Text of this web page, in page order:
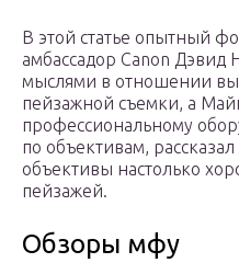
В этой статье опытный
амбассадор Canon Дэвид
мыслями в отношении
пейзажной съемки, а
профессиональному
по объективам,
объективы настолько
пейзажей.
Обзоры мфу